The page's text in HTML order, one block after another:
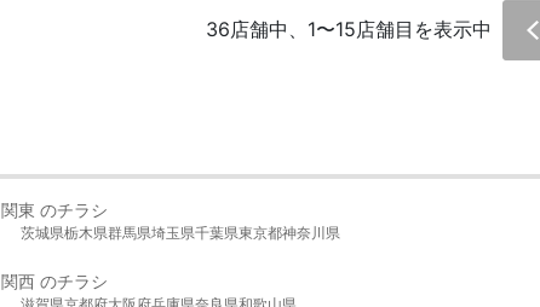
36店舗中、1〜15店舗目を表示中
関東 のチラシ
茨城県栃木県群馬県埼玉県千葉県東京都神奈川県
関西 のチラシ